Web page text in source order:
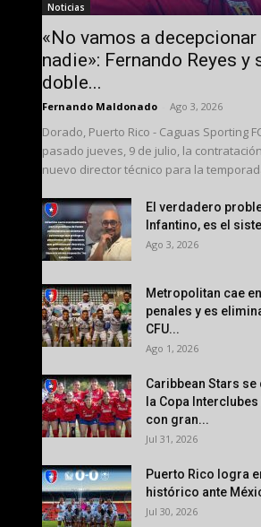
Noticias
«No vamos a decepcionar
nadie»: Fernando Reyes y
doble...
Fernando Maldonado Ago 3, 2026
Dorado, Puerto Rico - Caguas Sporting
pasado jueves, 9 de julio, la
nuevo director técnico para la
El verdadero
Infantino, es el
Ago 3, 2026
Metropolitan cae
penales y es
CFU...
Ago 1, 2026
Caribbean Stars
la Copa
con gran...
Jul 31, 2026
Puerto Rico logra
histórico ante
Jul 30, 2026